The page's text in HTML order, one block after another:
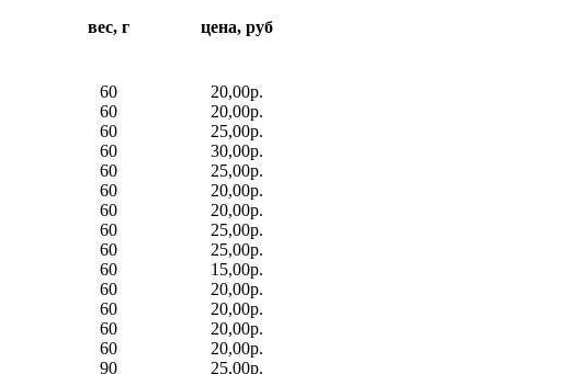
вес, г цена, руб
60
20,00р.
60
20,00р.
60
25,00р.
60
30,00р.
60
25,00р.
60
20,00р.
60
20,00р.
60
25,00р.
60
25,00р.
60
15,00р.
60
20,00р.
60
20,00р.
60
20,00р.
60
20,00р.
90 25,00р.